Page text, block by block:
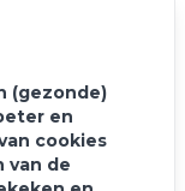
(gezonde)
en
cookies
van de